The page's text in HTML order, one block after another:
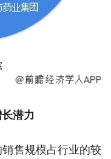
潜力
售规模占行业的较